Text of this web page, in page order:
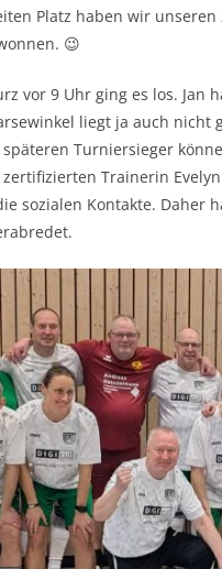
Platz haben wir
😉
vor 9 Uhr ging es los.
liegt ja auch
Turniersieger
Trainerin
sozialen Kontakte. Daher